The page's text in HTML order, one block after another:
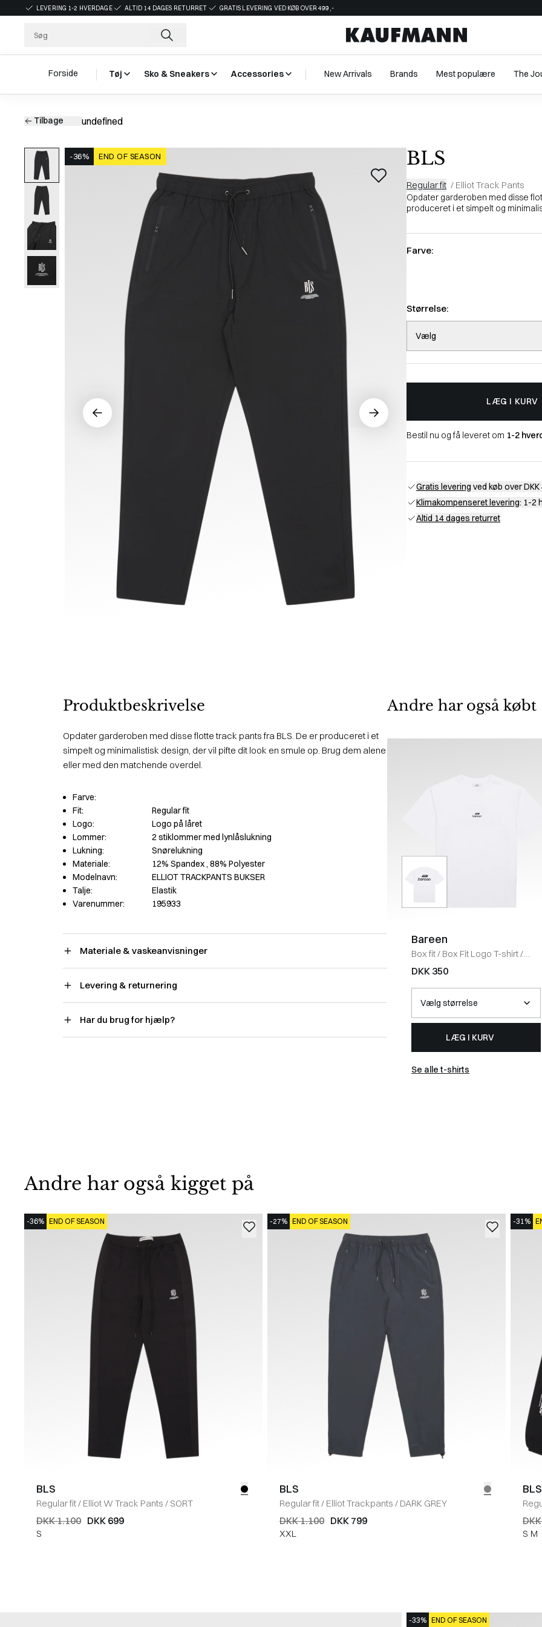
LEVERING 1-2 HVERDAGE ALTID 14 DAGES RETURRET GRATIS LEVERING VED KØB OVER 499,-
Forside Tøj Sko & Sneakers Accessories New Arrivals Brands Mest populære The
Tilbage undefined
-36% END OF SEASON BLS
Regular fit / Elliot Track Pants
Opdater garderoben med disse
produceret i et simpelt og
Farve:
Størrelse:
Vælg
LÆG I KURV
Bestil nu og få leveret om 1-2
Gratis levering ved køb over DKK
Klimakompenseret levering: 1-2
Altid 14 dages returret
Produktbeskrivelse
Opdater garderoben med disse flotte track pants fra BLS. De er produceret i et
simpelt og minimalistisk design, der vil pifte dit look en smule op. Brug dem alene
eller med den matchende overdel.
Farve:
Fit:
Regular fit
Logo:
Logo på låret
Lommer:
2 stiklommer med lynlåslukning
Lukning:
Snørelukning
Materiale:
12% Spandex, 88% Polyester
Modelnavn:
ELLIOT TRACKPANTS BUKSER
Talje:
Elastik
Varenummer:
195933
Materiale & vaskeanvisninger
Levering & returnering
Har du brug for hjælp?
Andre har også købt
Bareen
Box fit/ Box Fit Logo T-shirt/
WHITE
DKK 350
LÆG I KURV
Se alle t-shirts
Andre har også kigget på
-36% END OF SEASON
BLS
Regular fit/ Elliot W Track Pants / SORT
DKK 1.100 DKK 699
S
-27% END OF SEASON
BLS
Regular fit/ Elliot Trackpants / DARK GREY
DKK 1.100 DKK 799
XXL
-31%
BLS
S M
-33% END OF SEASON